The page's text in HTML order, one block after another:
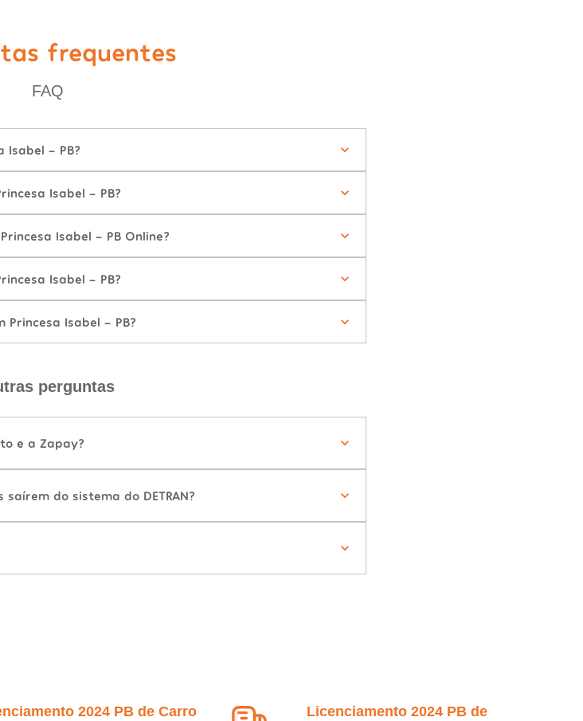
frequentes
FAQ
Isabel - PB?
Isabel - PB?
Isabel - PB Online?
Isabel - PB?
Princesa Isabel - PB?
perguntas
e a Zapay?
do sistema do DETRAN?
2024 PB de Carro
Licenciamento 2024 PB de